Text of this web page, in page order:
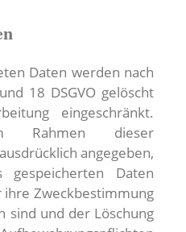
Daten werden nach
18 DSGVO gelöscht
eingeschränkt.
Rahmen dieser
angegeben,
Daten
ihre Zweckbestimmung
sind und der Löschung